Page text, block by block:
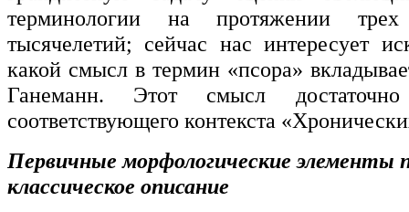
терминологии на протяжении
тысячелетий; сейчас нас интересует
какой смысл в термин «псора»
Ганеманн. Этот смысл
соответствующего контекста
Первичные морфологические элементы
классическое описание